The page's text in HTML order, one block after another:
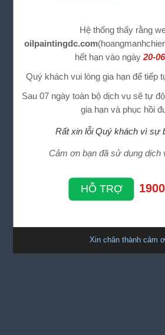
Hệ thống thấy rằng
oilpaintingdc.com
hết hạn vào ngày20-
Quý khách vui lòng gia hạn để tiếp
Sau 07 ngày toàn bộ dịch vụ sẽ tự
gia hạn và phục hồi
Rất xin lỗi Quý khách vì sự
Cảm ơn bạn đã sử dụng dịch
HỖ TRỢ
Xin chân thành cảm